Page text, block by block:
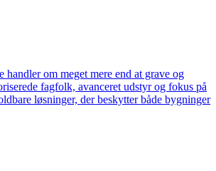
handler om meget mere end at grave og
fagfolk, avanceret udstyr og fokus på
løsninger, der beskytter både bygninger